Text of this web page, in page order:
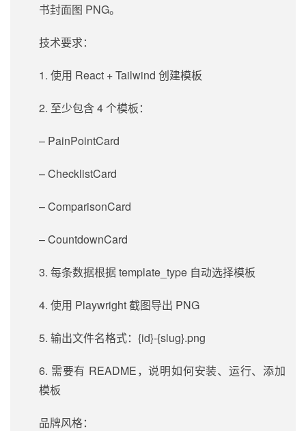
书封面图 PNG。
技术要求：
1. 使用 React + Tailwind 创建模板
2. 至少包含 4 个模板：
– PainPointCard
– ChecklistCard
– ComparisonCard
– CountdownCard
3. 每条数据根据 template_type 自动选择模板
4. 使用 Playwright 截图导出 PNG
5. 输出文件名格式：{id}-{slug}.png
6. 需要有 README，说明如何安装、运行、添加
模板
品牌风格：